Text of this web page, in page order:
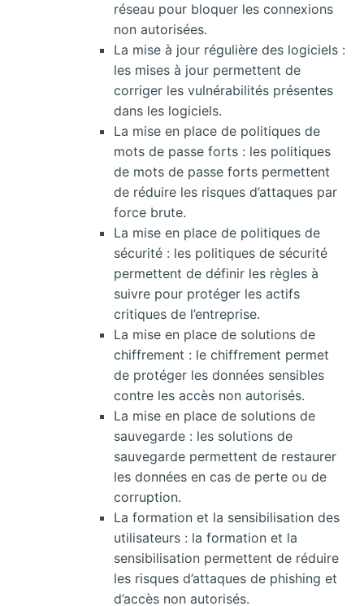
réseau pour bloquer les connexions
non autorisées.
La mise à jour régulière des logiciels :
les mises à jour permettent de
corriger les vulnérabilités présentes
dans les logiciels.
La mise en place de politiques de
mots de passe forts : les politiques
de mots de passe forts permettent
de réduire les risques d’attaques par
force brute.
La mise en place de politiques de
sécurité : les politiques de sécurité
permettent de définir les règles à
suivre pour protéger les actifs
critiques de l’entreprise.
La mise en place de solutions de
chiffrement : le chiffrement permet
de protéger les données sensibles
contre les accès non autorisés.
La mise en place de solutions de
sauvegarde : les solutions de
sauvegarde permettent de restaurer
les données en cas de perte ou de
corruption.
La formation et la sensibilisation des
utilisateurs : la formation et la
sensibilisation permettent de réduire
les risques d’attaques de phishing et
d’accès non autorisés.